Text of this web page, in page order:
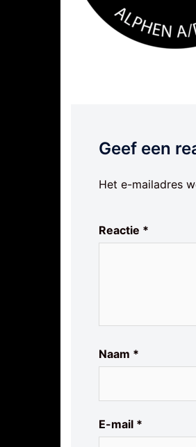
Geef een
Het e-mailadres
Reactie *
Naam *
E-mail *